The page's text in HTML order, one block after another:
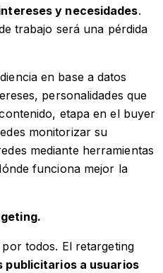
y necesidades.
trabajo será una pérdida
en base a datos
personalidades que
etapa en el buyer
monitorizar su
mediante herramientas
funciona mejor la
todos. El retargeting
publicitarios a usuarios